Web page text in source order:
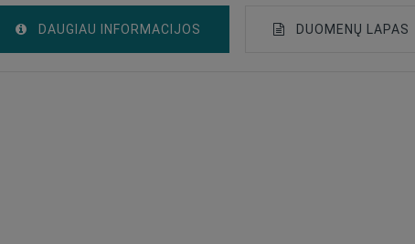
DAUGIAU INFORMACIJOS DUOMENŲ LAPAS